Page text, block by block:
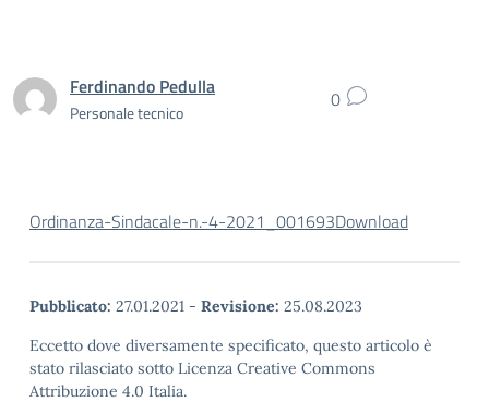
Ferdinando Pedulla
Personale tecnico 0
Ordinanza-Sindacale-n.-4-2021_001693Download
Pubblicato: 27.01.2021 - Revisione: 25.08.2023
Eccetto dove diversamente specificato, questo articolo è
stato rilasciato sotto Licenza Creative Commons
Attribuzione 4.0 Italia.